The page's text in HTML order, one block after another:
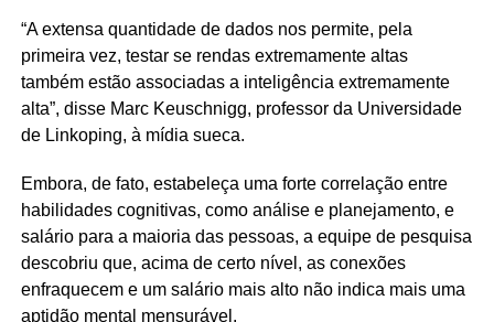
“A extensa quantidade de dados nos permite, pela
primeira vez, testar se rendas extremamente altas
também estão associadas a inteligência extremamente
alta”, disse Marc Keuschnigg, professor da Universidade
de Linkoping, à mídia sueca.
Embora, de fato, estabeleça uma forte correlação entre
habilidades cognitivas, como análise e planejamento, e
salário para a maioria das pessoas, a equipe de pesquisa
descobriu que, acima de certo nível, as conexões
enfraquecem e um salário mais alto não indica mais uma
aptidão mental mensurável.